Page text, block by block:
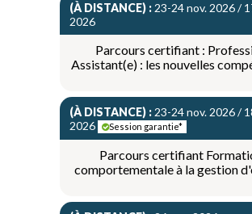
(À DISTANCE) : 23-24 nov. 2026 /
2026
Parcours certifiant :
Assistant(e) : les nouvelles
(À DISTANCE) : 23-24 nov. 2026 /
2026
Session garantie*
Parcours certifiant
comportementale à la gestion